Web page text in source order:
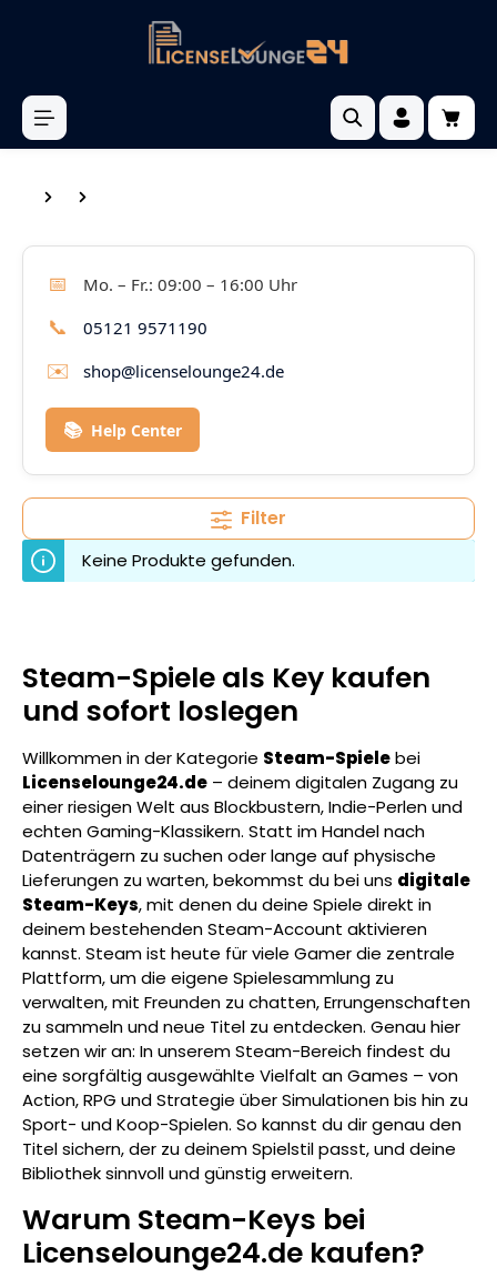
📅 Mo. – Fr.: 09:00 – 16:00 Uhr
📞 05121 9571190
✉️ shop@licenselounge24.de
📚 Help Center
Filter
Keine Produkte gefunden.
Steam-Spiele als Key kaufen
und sofort loslegen
Willkommen in der Kategorie Steam-Spielebei
Licenselounge24.de – deinem digitalen Zugang zu
einer riesigen Welt aus Blockbustern, Indie-Perlen und
echten Gaming-Klassikern. Statt im Handel nach
Datenträgern zu suchen oder lange auf physische
Lieferungen zu warten, bekommst du bei uns digitale
Steam-Keys, mit denen du deine Spiele direkt in
deinem bestehenden Steam-Account aktivieren
kannst. Steam ist heute für viele Gamer die zentrale
Plattform, um die eigene Spielesammlung zu
verwalten, mit Freunden zu chatten, Errungenschaften
zu sammeln und neue Titel zu entdecken. Genau hier
setzen wir an: In unserem Steam-Bereich findest du
eine sorgfältig ausgewählte Vielfalt an Games – von
Action, RPG und Strategie über Simulationen bis hin zu
Sport- und Koop-Spielen. So kannst du dir genau den
Titel sichern, der zu deinem Spielstil passt, und deine
Bibliothek sinnvoll und günstig erweitern.
Warum Steam-Keys bei
Licenselounge24.de kaufen?